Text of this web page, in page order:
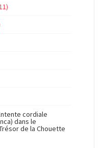
cordiale
dans le
de la Chouette